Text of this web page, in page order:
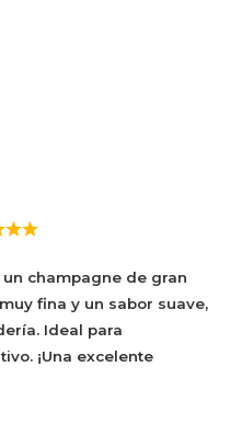
APERITIVOS O
champagne de gran
fina y un sabor suave,
Ideal para
¡Una excelente